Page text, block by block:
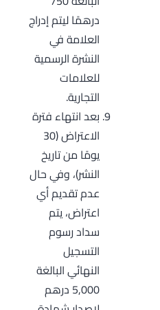
درهمًا ليتم إدراج
العلامة في
النشرة الرسمية
للعلامات
التجارية.
بعد انتهاء فترة
الاعتراض (30
يومًا من تاريخ
النشر)، وفي حال
عدم تقديم أي
اعتراض، يتم
سداد رسوم
التسجيل
النهائي البالغة
5,000 درهم